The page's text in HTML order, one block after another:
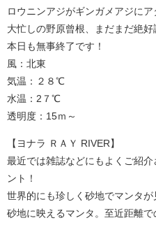
ロウニンアジがギンガメアジに
大忙しの野原曾根、まだまだ絶好
本日も無事終了です！
風：北東
気温：２８℃
水温：2７℃
透明度：15ｍ～
【ヨナラ ＲＡＹ RIVER】
最近では雑誌などにもよくご紹
ント！
世界的にも珍しく砂地でマンタが
砂地に映えるマンタ。至近距離で